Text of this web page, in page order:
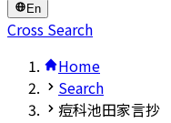
En
Cross Search
Home
Search
痘科池田家言抄